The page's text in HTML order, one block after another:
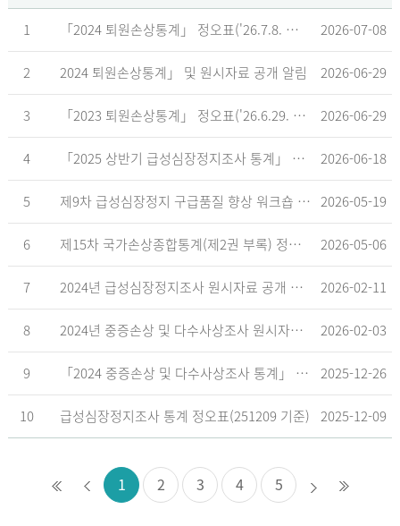
1 「2024 퇴원손상통계」 정오표('26.7.8. 기준) 2026-07-08
2 2024 퇴원손상통계」 및 원시자료 공개 알림 2026-06-29
3 「2023 퇴원손상통계」 정오표('26.6.29. 기준) 2026-06-29
4 「2025 상반기 급성심장정지조사 통계」 공표 2026-06-18
5 제9차 급성심장정지 구급품질 향상 워크숍 개최 안내 2026-05-19
6 제15차 국가손상종합통계(제2권 부록) 정오표('26.5.18. 기준) 2026-05-06
7 2024년 급성심장정지조사 원시자료 공개 알림 2026-02-11
8 2024년 중증손상 및 다수사상조사 원시자료 공개 알림 2026-02-03
9 「2024 중증손상 및 다수사상조사 통계」 공표 2025-12-26
10 급성심장정지조사 통계 정오표(251209 기준) 2025-12-09
1 2 3 4 5